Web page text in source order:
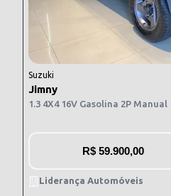
Suzuki
Jimny
1.3 4X4 16V Gasolina 2P Manual
R$ 59.900,00
Liderança Automóveis